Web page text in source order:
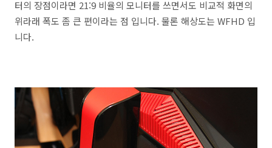
터의 장점이라면 21:9 비율의 모니터를 쓰면서도 비교적 화면의
위라래 폭도 좀 큰 편이라는 점 입니다. 물론 해상도는 WFHD 입
니다.